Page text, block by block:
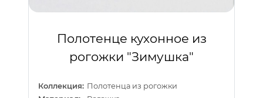
Полотенце кухонное из
рогожки "Зимушка"
Коллекция: Полотенца из рогожки